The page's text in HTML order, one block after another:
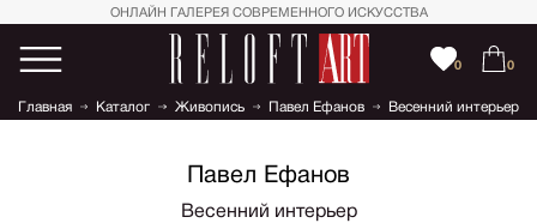
ОНЛАЙН ГАЛЕРЕЯ СОВРЕМЕННОГО ИСКУССТВА
0 0
Главная Каталог Живопись Павел Ефанов Весенний интерьер
Павел Ефанов
Весенний интерьер